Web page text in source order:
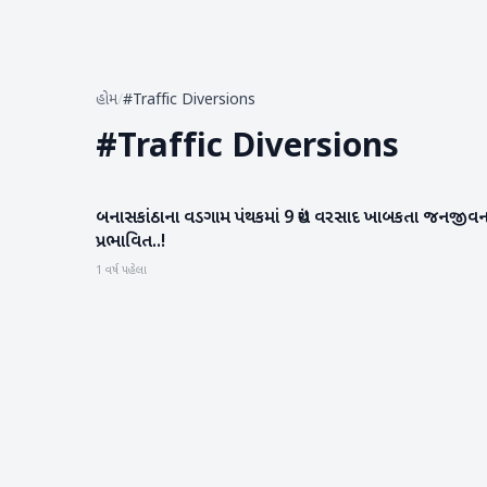
હોમ/#Traffic Diversions
#Traffic Diversions
બનાસકાંઠા
બનાસકાંઠાના વડગામ પંથકમાં 9 ઇંચ વરસાદ ખાબકતા
પ્રભાવિત..!
1 વર્ષ પહેલા